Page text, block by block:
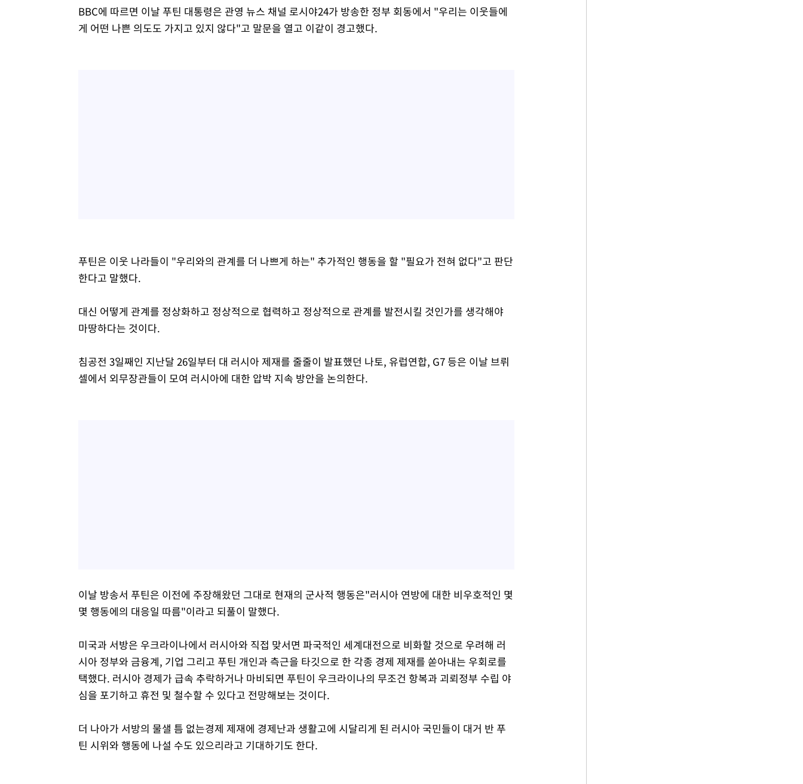
BBC에 따르면 이날 푸틴 대통령은 관영 뉴스 채널 로시야24가 방송한 정부 회동에서 "우리는 이웃들에
게 어떤 나쁜 의도도 가지고 있지 않다"고 말문을 열고 이같이 경고했다.
푸틴은 이웃 나라들이 "우리와의 관계를 더 나쁘게 하는" 추가적인 행동을 할 "필요가 전혀 없다"고 판단
한다고 말했다.
대신 어떻게 관계를 정상화하고 정상적으로 협력하고 정상적으로 관계를 발전시킬 것인가를 생각해야
마땅하다는 것이다.
침공전 3일째인 지난달 26일부터 대 러시아 제재를 줄줄이 발표했던 나토, 유럽연합, G7 등은 이날 브뤼
셀에서 외무장관들이 모여 러시아에 대한 압박 지속 방안을 논의한다.
이날 방송서 푸틴은 이전에 주장해왔던 그대로 현재의 군사적 행동은"러시아 연방에 대한 비우호적인 몇
몇 행동에의 대응일 따름"이라고 되풀이 말했다.
미국과 서방은 우크라이나에서 러시아와 직접 맞서면 파국적인 세계대전으로 비화할 것으로 우려해 러
시아 정부와 금융계, 기업 그리고 푸틴 개인과 측근을 타깃으로 한 각종 경제 제재를 쏟아내는 우회로를
택했다. 러시아 경제가 급속 추락하거나 마비되면 푸틴이 우크라이나의 무조건 항복과 괴뢰정부 수립 야
심을 포기하고 휴전 및 철수할 수 있다고 전망해보는 것이다.
더 나아가 서방의 물샐 틈 없는경제 제재에 경제난과 생활고에 시달리게 된 러시아 국민들이 대거 반 푸
틴 시위와 행동에 나설 수도 있으리라고 기대하기도 한다.